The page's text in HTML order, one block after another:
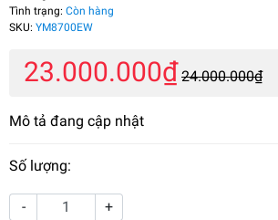
Tình trạng: Còn hàng
SKU: YM8700EW
23.000.000₫ 24.000.000₫
Mô tả đang cập nhật
Số lượng:
- +